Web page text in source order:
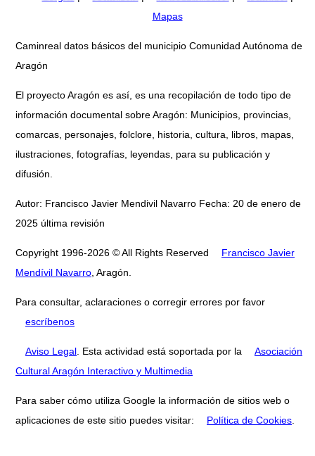
Mapas
Caminreal datos básicos del municipio Comunidad Autónoma de
Aragón
El proyecto Aragón es así, es una recopilación de todo tipo de
información documental sobre Aragón: Municipios, provincias,
comarcas, personajes, folclore, historia, cultura, libros, mapas,
ilustraciones, fotografías, leyendas, para su publicación y
difusión.
Autor: Francisco Javier Mendivil Navarro Fecha: 20 de enero de
2025 última revisión
Copyright 1996-2026 © All Rights Reserved
Francisco Javier
Mendívil Navarro, Aragón.
Para consultar, aclaraciones o corregir errores por favor
escríbenos
Aviso Legal. Esta actividad está soportada por la
Asociación
Cultural Aragón Interactivo y Multimedia
Para saber cómo utiliza Google la información de sitios web o
aplicaciones de este sitio puedes visitar:
Política de Cookies.